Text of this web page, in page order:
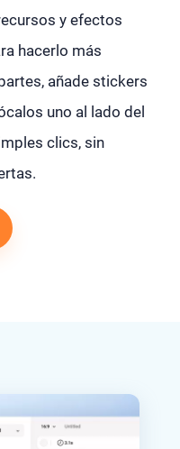
y efectos
hacerlo más
añade stickers
uno al lado del
clics, sin